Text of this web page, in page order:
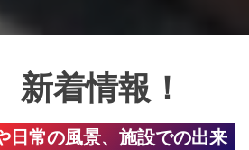
新着情報！
日常の風景、施設での出来